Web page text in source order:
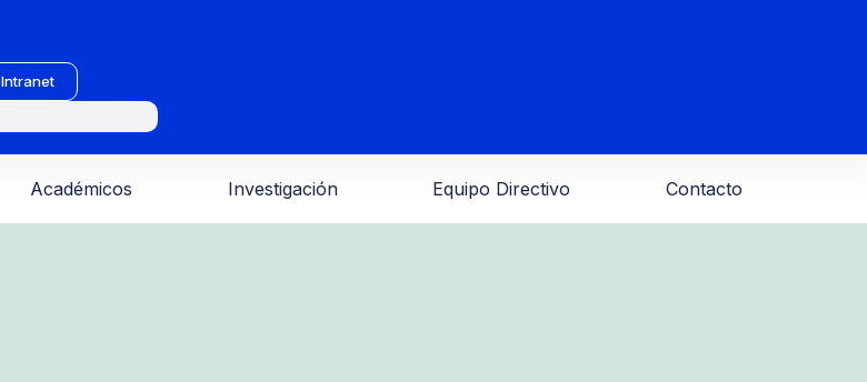
Intranet
Académicos Investigación Equipo Directivo Contacto